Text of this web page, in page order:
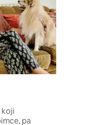
pa